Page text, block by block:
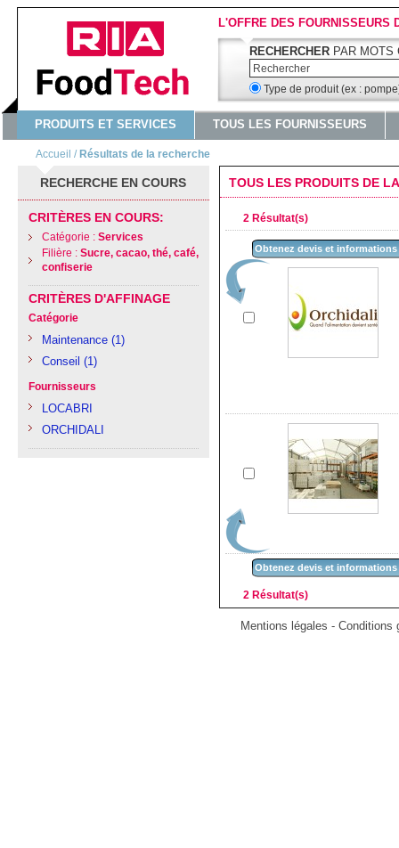
L'OFFRE DES FOURNISSEURS
RECHERCHER PAR MOTS
Type de produit (ex :
PRODUITS ET SERVICES TOUS LES FOURNISSEURS
Accueil / Résultats de la recherche
TOUS LES PRODUITS DE
2 Résultat(s)
Obtenez devis et informations
Obtenez devis et informations
2 Résultat(s)
RECHERCHE EN COURS
CRITÈRES EN COURS:
Catégorie : Services
Filière : Sucre, cacao, thé, café,
confiserie
CRITÈRES D'AFFINAGE
Catégorie
Maintenance (1)
Conseil (1)
Fournisseurs
LOCABRI
ORCHIDALI
Mentions légales - Conditions